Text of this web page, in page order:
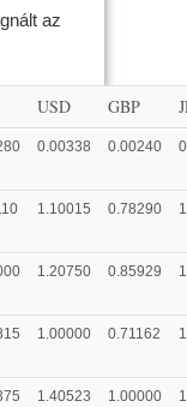
az
USD GBP
0.00338 0.00240
1.10015 0.78290
1.20750 0.85929
1.00000 0.71162
1.40523 1.00000